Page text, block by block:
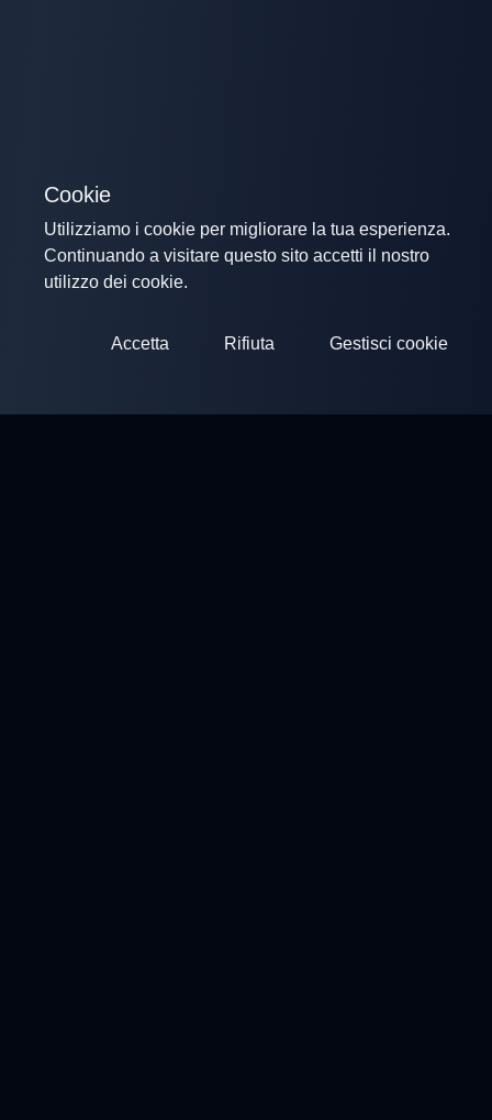
Cookie
Utilizziamo i cookie per migliorare la tua esperienza.
Continuando a visitare questo sito accetti il nostro
utilizzo dei cookie.
Accetta Rifiuta Gestisci cookie